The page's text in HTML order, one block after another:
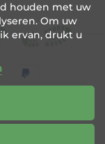
houden met uw
Om uw
ervan, drukt u